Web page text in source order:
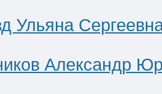
Ульяна
Александр